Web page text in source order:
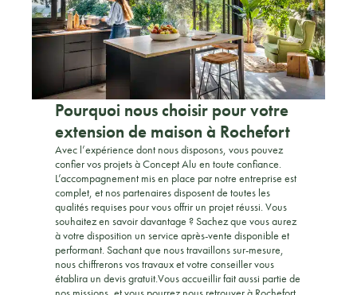
Pourquoi nous choisir pour votre
extension de maison à Rochefort
Avec l’expérience dont nous disposons, vous pouvez
confier vos projets à Concept Alu en toute confiance.
L’accompagnement mis en place par notre entreprise est
complet, et nos partenaires disposent de toutes les
qualités requises pour vous offrir un projet réussi. Vous
souhaitez en savoir davantage ? Sachez que vous aurez
à votre disposition un service après-vente disponible et
performant. Sachant que nous travaillons sur-mesure,
nous chiffrerons vos travaux et votre conseiller vous
établira un devis gratuit.Vous accueillir fait aussi partie de